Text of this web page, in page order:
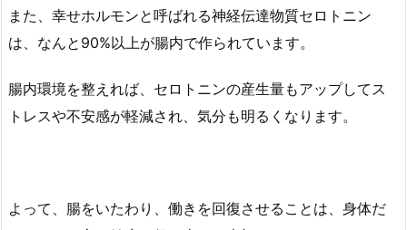
また、幸せホルモンと呼ばれる神経伝達物質セロトニン
は、なんと90%以上が腸内で作られています。
腸内環境を整えれば、セロトニンの産生量もアップしてス
トレスや不安感が軽減され、気分も明るくなります。
よって、腸をいたわり、働きを回復させることは、身体だ